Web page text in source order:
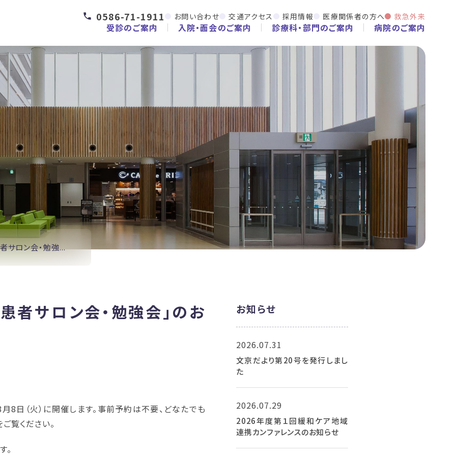
0586-71-1911 お問い合わせ 交通アクセス 採用情報 医療関係者の方へ 救急外来
受診のご案内 入院・面会のご案内 診療科・部門のご案内 病院のご案内
サロン会・勉強...
者サロン会・勉強会」のお
8日（火）に開催します。事前予約は不要、どなたでも
ご覧ください。
。
お知らせ
2026.07.31
文京だより第20号を発行しまし
た
2026.07.29
2026年度第１回緩和ケア地域
連携カンファレンスのお知らせ